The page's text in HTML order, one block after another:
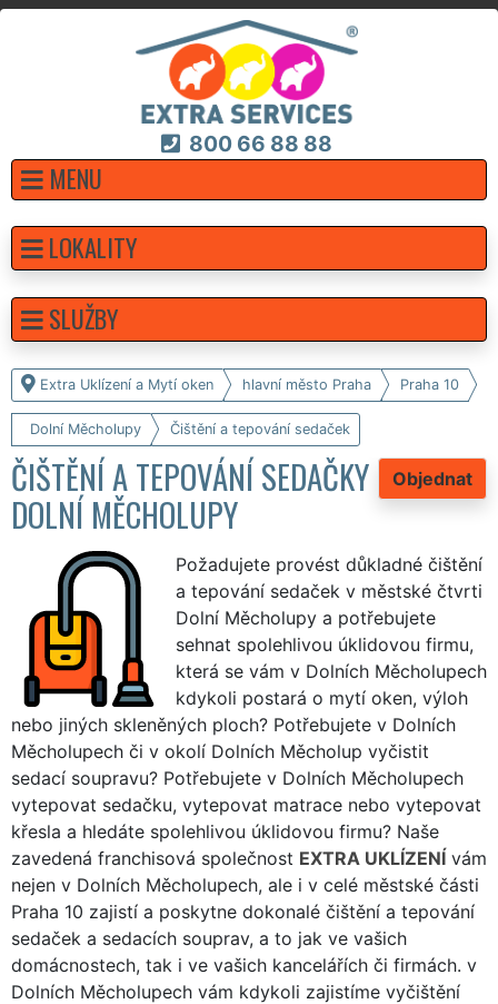
800 66 88 88
MENU
Extra Uklízení a Mytí oken hlavní město Praha Praha 10
Dolní Měcholupy Čištění a tepování sedaček
Objednat
ČIŠTĚNÍ A TEPOVÁNÍ SEDAČKY
DOLNÍ MĚCHOLUPY
Požadujete provést důkladné čištění
a tepování sedaček v městské čtvrti
Dolní Měcholupy a potřebujete
sehnat spolehlivou úklidovou firmu,
která se vám v Dolních Měcholupech
kdykoli postará o mytí oken, výloh
nebo jiných skleněných ploch? Potřebujete v Dolních
Měcholupech či v okolí Dolních Měcholup vyčistit
sedací soupravu? Potřebujete v Dolních Měcholupech
vytepovat sedačku, vytepovat matrace nebo vytepovat
křesla a hledáte spolehlivou úklidovou firmu? Naše
zavedená franchisová společnost EXTRA UKLÍZENÍ vám
nejen v Dolních Měcholupech, ale i v celé městské části
Praha 10 zajistí a poskytne dokonalé čištění a tepování
sedaček a sedacích souprav, a to jak ve vašich
domácnostech, tak i ve vašich kancelářích či firmách. v
Dolních Měcholupech vám kdykoli zajistíme vyčištění
LOKALITY
SLUŽBY